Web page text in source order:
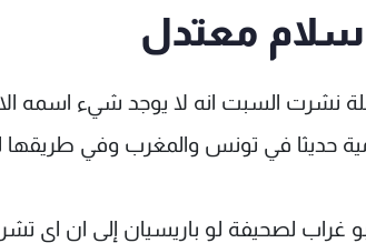
معتدل
نشرت السبت انه لا يوجد شيء اسمه
حديثا في تونس والمغرب وفي
غراب لصحيفة لو باريسيان إلى ان اي